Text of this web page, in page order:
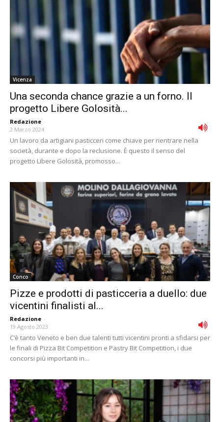
Vicenza
Una seconda chance grazie a un forno. Il
progetto Libere Golosità...
Redazione -
2 Marzo 2024
Un lavoro da artigiani pasticceri come chiave per rientrare nella
società, durante e dopo la reclusione. È questo il senso del
progetto Libere Golosità, promosso...
Conco
Pizze e prodotti di pasticceria a duello: due
vicentini finalisti al...
Redazione -
19 Agosto 2023
C’è tanto Veneto e ben due talenti tutti vicentini pronti a sfidarsi per
le finali di Pizza Bit Competition e Pastry Bit Competition, i due
concorsi più importanti in...